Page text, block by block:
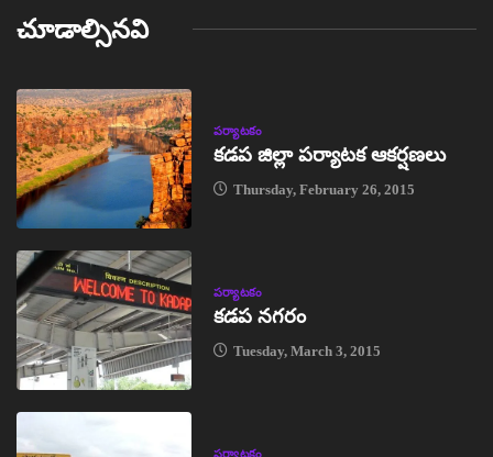
చూడాల్సినవి
పర్యాటకం
కడప జిల్లా పర్యాటక ఆకర్షణలు
Thursday, February 26, 2015
పర్యాటకం
కడప నగరం
Tuesday, March 3, 2015
పర్యాటకం